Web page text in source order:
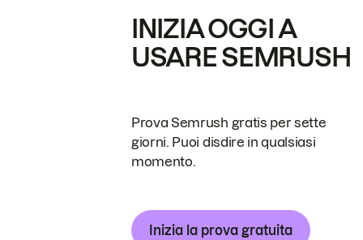
INIZIA OGGI A
USARE SEMRUSH
Prova Semrush gratis per sette
giorni. Puoi disdire in qualsiasi
momento.
Inizia la prova gratuita